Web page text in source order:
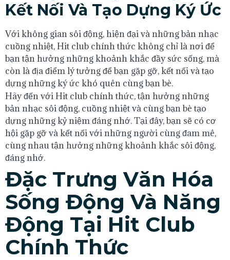
Kết Nối Và Tạo Dựng Ký Ức
Với không gian sôi động, hiện đại và những bản nhạc
cuồng nhiệt, Hit club chính thức không chỉ là nơi để
bạn tận hưởng những khoảnh khắc đầy sức sống, mà
còn là địa điểm lý tưởng để bạn gặp gỡ, kết nối và tạo
dựng những ký ức khó quên cùng bạn bè.
Hãy đến với Hit club chính thức, tận hưởng những
bản nhạc sôi động, cuồng nhiệt và cùng bạn bè tạo
dựng những kỷ niệm đáng nhớ. Tại đây, bạn sẽ có cơ
hội gặp gỡ và kết nối với những người cùng đam mê,
cùng nhau tận hưởng những khoảnh khắc sôi động,
đáng nhớ.
Đặc Trưng Văn Hóa
Sống Động Và Năng
Động Tại Hit Club
Chính Thức